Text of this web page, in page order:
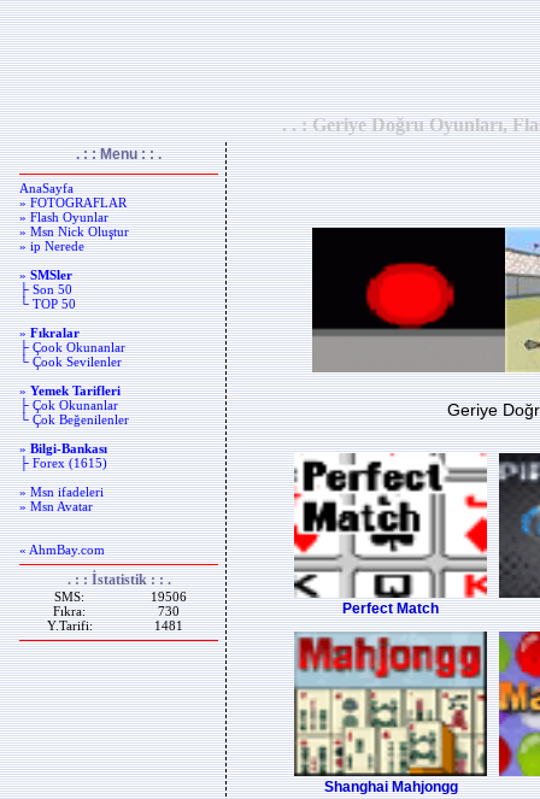
. . : Geriye Doğru Oyunları,
. : : Menu : : .
AnaSayfa
» FOTOGRAFLAR
» Flash Oyunlar
» Msn Nick Oluştur
» ip Nerede
»SMSler
├ Son 50
└ TOP 50
»Fıkralar
├ Çook Okunanlar
└ Çook Sevilenler
»Yemek Tarifleri
├ Çok Okunanlar
└ Çok Beğenilenler
»Bilgi-Bankası
├ Forex (1615)
» Msn ifadeleri
» Msn Avatar
« AhmBay.com
. : : İstatistik : : .
SMS:
19506
Fıkra:
730
Y.Tarifi:
1481
Geriye
Perfect Match
Shanghai Mahjongg